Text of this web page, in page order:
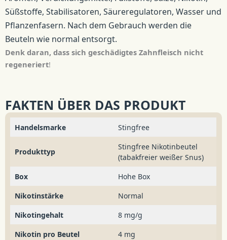
Süßstoffe, Stabilisatoren, Säureregulatoren, Wasser und
Pflanzenfasern. Nach dem Gebrauch werden die
Beuteln wie normal entsorgt.
Denk daran, dass sich geschädigtes Zahnfleisch nicht
regeneriert!
FAKTEN ÜBER DAS PRODUKT
Handelsmarke Stingfree
Produkttyp
Stingfree Nikotinbeutel
(tabakfreier weißer Snus)
Box
Hohe Box
Nikotinstärke
Normal
Nikotingehalt
8 mg/g
Nikotin pro Beutel
4 mg